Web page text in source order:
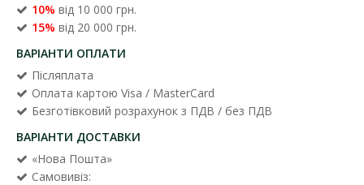
10% від 10 000 грн.
15% від 20 000 грн.
ВАРІАНТИ ОПЛАТИ
Післяплата
Оплата картою Visa / MasterCard
Безготівковий розрахунок з ПДВ / без ПДВ
ВАРІАНТИ ДОСТАВКИ
«Нова Пошта»
Самовивіз: